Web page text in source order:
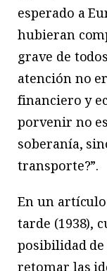
esperado a
hubieran
grave de
atención no
financiero y
porvenir no
soberanía,
transporte?”.
En un artículo
tarde (1938),
posibilidad
retomar las